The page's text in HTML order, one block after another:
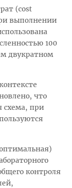
(cost
выполнении
100
двукратном
что
схема, при
контроля